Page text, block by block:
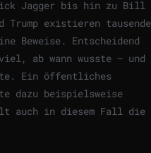
Jagger bis hin zu Bill
existieren tausende
Beweise. Entscheidend
ab wann wusste – und
Ein öffentliches
dazu beispielsweise
auch in diesem Fall die